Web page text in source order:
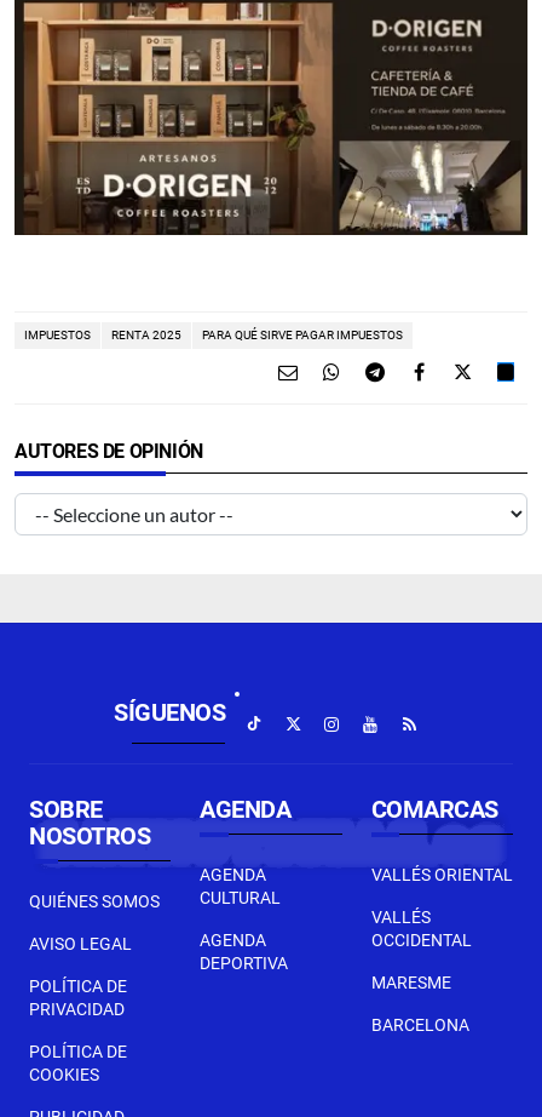
IMPUESTOS RENTA 2025 PARA QUÉ SIRVE PAGAR IMPUESTOS
AUTORES DE OPINIÓN
SÍGUENOS
SOBRE
NOSOTROS
QUIÉNES SOMOS
AVISO LEGAL
POLÍTICA DE
PRIVACIDAD
POLÍTICA DE
COOKIES
AGENDA
AGENDA
CULTURAL
AGENDA
DEPORTIVA
COMARCAS
VALLÉS ORIENTAL
VALLÉS
OCCIDENTAL
MARESME
BARCELONA